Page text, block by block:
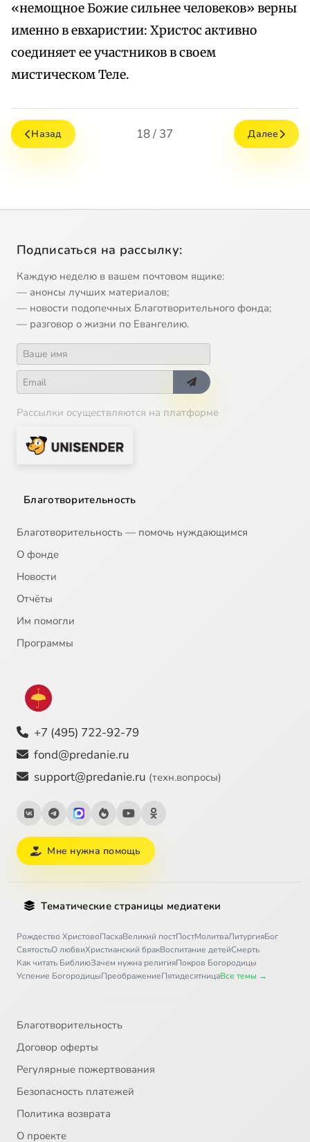
«немощное Божие сильнее человеков» верны
именно в евхаристии: Христос активно
соединяет ее участников в своем
мистическом Теле.
Назад 18 / 37 Далее
Подписаться на рассылку:
Каждую неделю в вашем почтовом ящике:
— анонсы лучших материалов;
— новости подопечных Благотворительного фонда;
— разговор о жизни по Евангелию.
Рассылки осуществляются на платформе
Благотворительность
Благотворительность — помочь нуждающимся
О фонде
Новости
Отчёты
Им помогли
Программы
+7 (495) 722-92-79
fond@predanie.ru
support@predanie.ru (техн.вопросы)
Мне нужна помощь
Тематические страницы медиатеки
Рождество ХристовоПасхаВеликий постПостМолитваЛитургияБог
СвятостьО любвиХристианский бракВоспитание детейСмерть
Как читать БиблиюЗачем нужна религияПокров Богородицы
Успение БогородицыПреображениеПятидесятницаВсе темы →
Благотворительность
Договор оферты
Регулярные пожертвования
Безопасность платежей
Политика возврата
О проекте